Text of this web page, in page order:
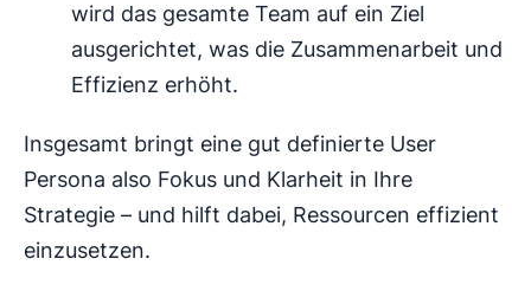
wird das gesamte Team auf ein Ziel
ausgerichtet, was die Zusammenarbeit und
Effizienz erhöht.
Insgesamt bringt eine gut definierte User
Persona also Fokus und Klarheit in Ihre
Strategie – und hilft dabei, Ressourcen effizient
einzusetzen.